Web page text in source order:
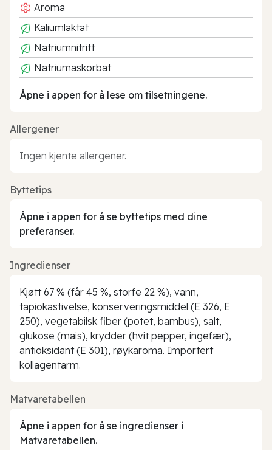
Aroma
Kaliumlaktat
Natriumnitritt
Natriumaskorbat
Åpne i appen for å lese om tilsetningene.
Allergener
Ingen kjente allergener.
Byttetips
Åpne i appen for å se byttetips med dine
preferanser.
Ingredienser
Kjøtt 67 % (får 45 %, storfe 22 %), vann,
tapiokastivelse, konserveringsmiddel (E 326, E
250), vegetabilsk fiber (potet, bambus), salt,
glukose (mais), krydder (hvit pepper, ingefær),
antioksidant (E 301), røykaroma. Importert
kollagentarm.
Matvaretabellen
Åpne i appen for å se ingredienser i
Matvaretabellen.